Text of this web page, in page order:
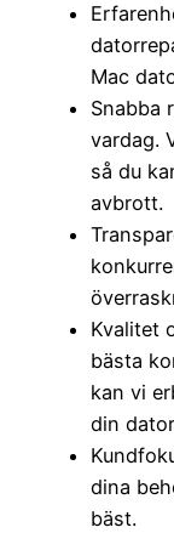
Mac
Snabba
vardag.
så du
avbrott.
Kvalitet
bästa
kan vi
din
dina
bäst.